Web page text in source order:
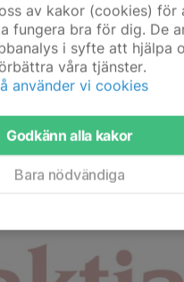
av kakor (cookies) för
fungera bra för dig. De
i syfte att hjälpa
våra tjänster.
använder vi cookies
Godkänn alla kakor
Bara nödvändiga